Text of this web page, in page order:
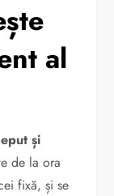
al
și
de la ora
fixă, și se